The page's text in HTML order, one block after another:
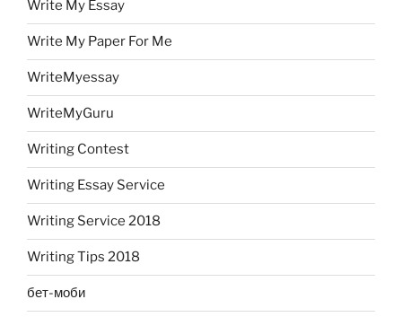
Write My Essay
Write My Paper For Me
WriteMyessay
WriteMyGuru
Writing Contest
Writing Essay Service
Writing Service 2018
Writing Tips 2018
бет-моби